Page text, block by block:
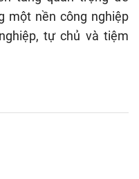
một nền công nghiệp
tự chủ và tiệm